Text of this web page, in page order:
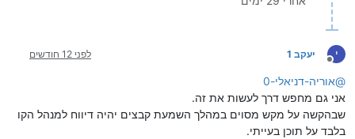
י
מנותק
יעקב 1 לפני 12 חודשים
@אוריה-דניאלי-0
אני גם מחפש דרך לעשות את זה.
שבהקשה על מקש מסוים במהלך השמעת קבצים יהיה דיווח למנהל הקו
בלבד על תוכן בעייתי.